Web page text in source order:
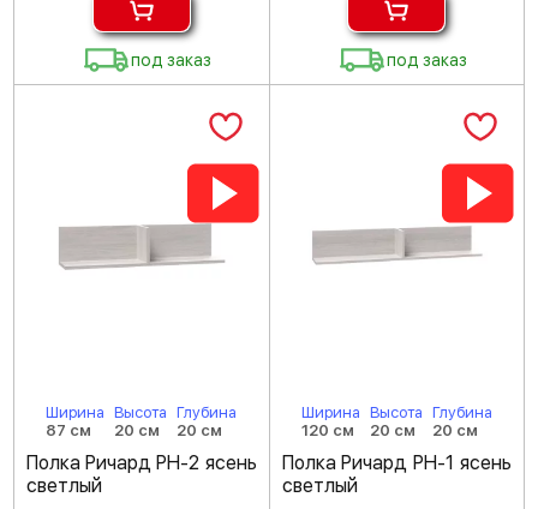
под заказ под заказ
Ширина
87 см
Высота
20 см
Глубина
20 см
Полка Ричард РН-2 ясень
светлый
Ширина
120 см
Высота
20 см
Глубина
20 см
Полка Ричард РН-1 ясень
светлый